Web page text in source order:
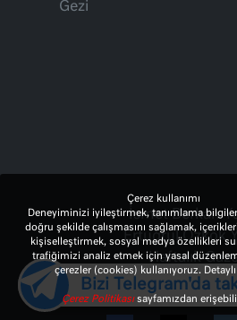
Gezi
İsmet Berkan
Ertuğrul Özkök
Haftalık
Çerez kullanımı
Deneyiminizi iyileştirmek, tanımlama
doğru şekilde çalışmasını sağlamak,
kişiselleştirmek, sosyal medya özellikleri
trafiğimizi analiz etmek için yasal
çerezler (cookies) kullanıyoruz.
Çerez Politikasısayfamızdan
Bizi Telegram'da